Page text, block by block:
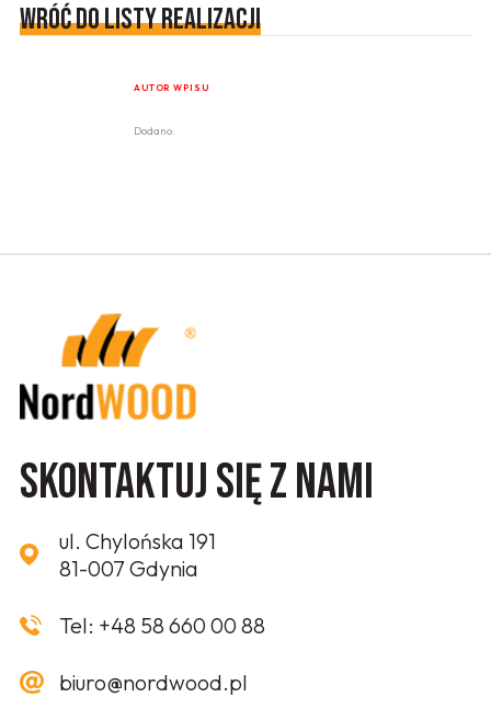
Wróć do listy realizacji
AUTOR WPISU
Dodano:
Skontaktuj się z nami
ul. Chylońska 191
81-007 Gdynia
Tel: +48 58 660 00 88
biuro@nordwood.pl